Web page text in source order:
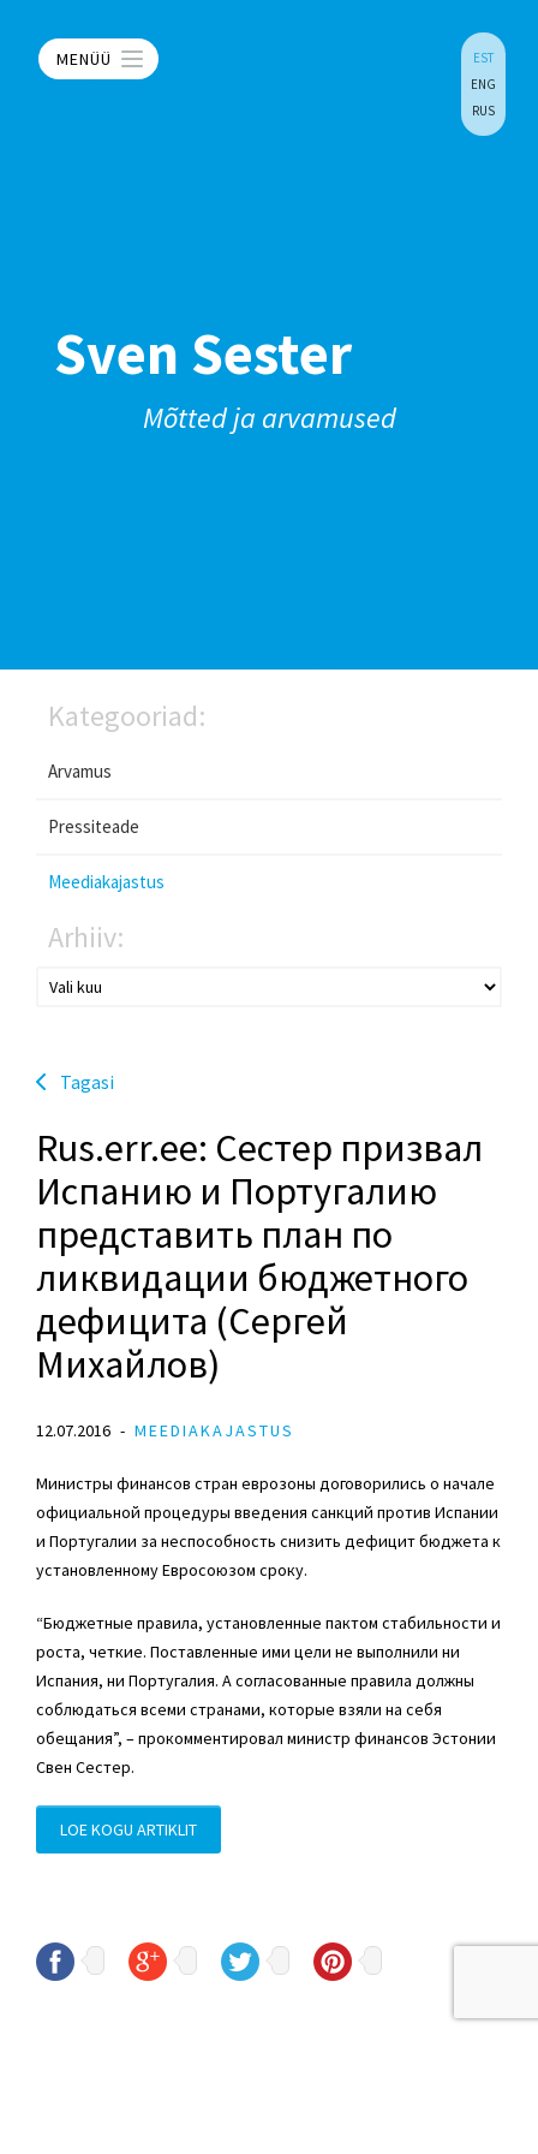
MENÜÜ
EST
ENG
RUS
Sven Sester
Mõtted ja arvamused
Kategooriad:
Arvamus
Pressiteade
Meediakajastus
Arhiiv:
Tagasi
Rus.err.ee: Сестер призвал
Испанию и Португалию
представить план по
ликвидации бюджетного
дефицита (Сергей
Михайлов)
12.07.2016 MEEDIAKAJASTUS
Министры финансов стран еврозоны договорились о начале
официальной процедуры введения санкций против Испании
и Португалии за неспособность снизить дефицит бюджета к
установленному Евросоюзом сроку.
“Бюджетные правила, установленные пактом стабильности и
роста, четкие. Поставленные ими цели не выполнили ни
Испания, ни Португалия. А согласованные правила должны
соблюдаться всеми странами, которые взяли на себя
обещания”, – прокомментировал министр финансов Эстонии
Свен Сестер.
LOE KOGU ARTIKLIT